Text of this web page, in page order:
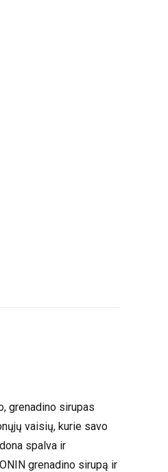
grenadino sirupas
vaisių, kurie savo
spalva ir
grenadino sirupą ir